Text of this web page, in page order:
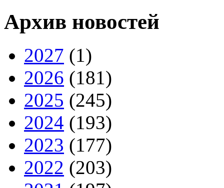
Архив новостей
2027 (1)
2026 (181)
2025 (245)
2024 (193)
2023 (177)
2022 (203)